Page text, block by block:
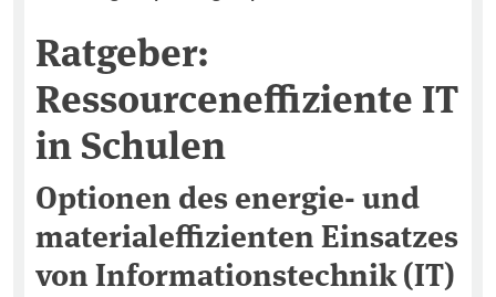
Ratgeber:
Ressourceneffiziente IT
in Schulen
Optionen des energie- und
materialeffizienten Einsatzes
von Informationstechnik (IT)